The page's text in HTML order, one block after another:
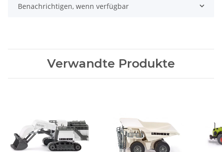
Benachrichtigen, wenn verfügbar
Verwandte Produkte